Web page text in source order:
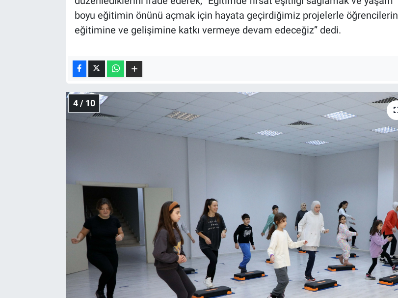
boyu eğitimin önünü açmak için hayata geçirdiğimiz projelerle öğrencilerin
eğitimine ve gelişimine katkı vermeye devam edeceğiz” dedi.
4 / 10